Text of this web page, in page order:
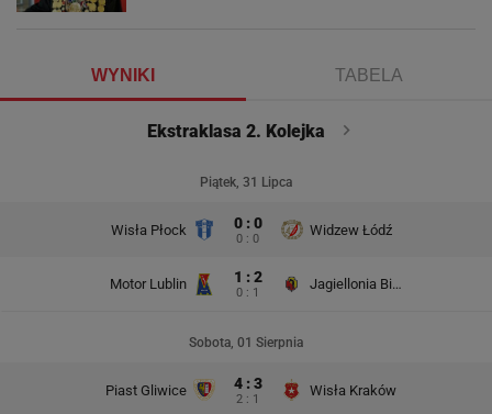
WYNIKI TABELA
Ekstraklasa 2. Kolejka
Piątek, 31 Lipca
Wisła Płock 0 : 0
0 : 0
Widzew Łódź
Motor Lublin 1 : 2
0 : 1
Jagiellonia Białystok
Sobota, 01 Sierpnia
Piast Gliwice 4 : 3
2 : 1
Wisła Kraków